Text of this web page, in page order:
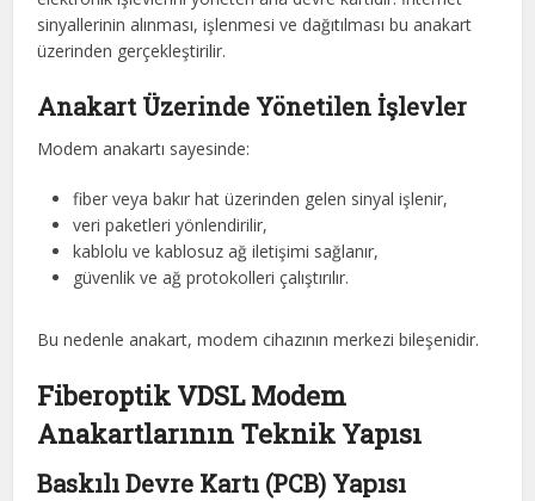
sinyallerinin alınması, işlenmesi ve dağıtılması bu anakart
üzerinden gerçekleştirilir.
Anakart Üzerinde Yönetilen İşlevler
Modem anakartı sayesinde:
fiber veya bakır hat üzerinden gelen sinyal işlenir,
veri paketleri yönlendirilir,
kablolu ve kablosuz ağ iletişimi sağlanır,
güvenlik ve ağ protokolleri çalıştırılır.
Bu nedenle anakart, modem cihazının merkezi bileşenidir.
Fiberoptik VDSL Modem
Anakartlarının Teknik Yapısı
Baskılı Devre Kartı (PCB) Yapısı